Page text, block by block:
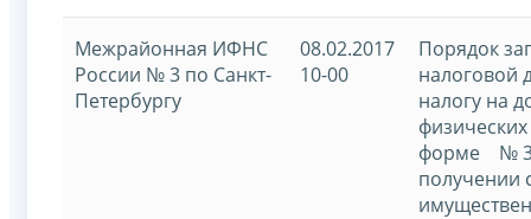
Межрайонная ИФНС
России № 3 по Санкт-
Петербургу
08.02.2017
10-00
Порядок
налоговой
налогу на
форме №
получении